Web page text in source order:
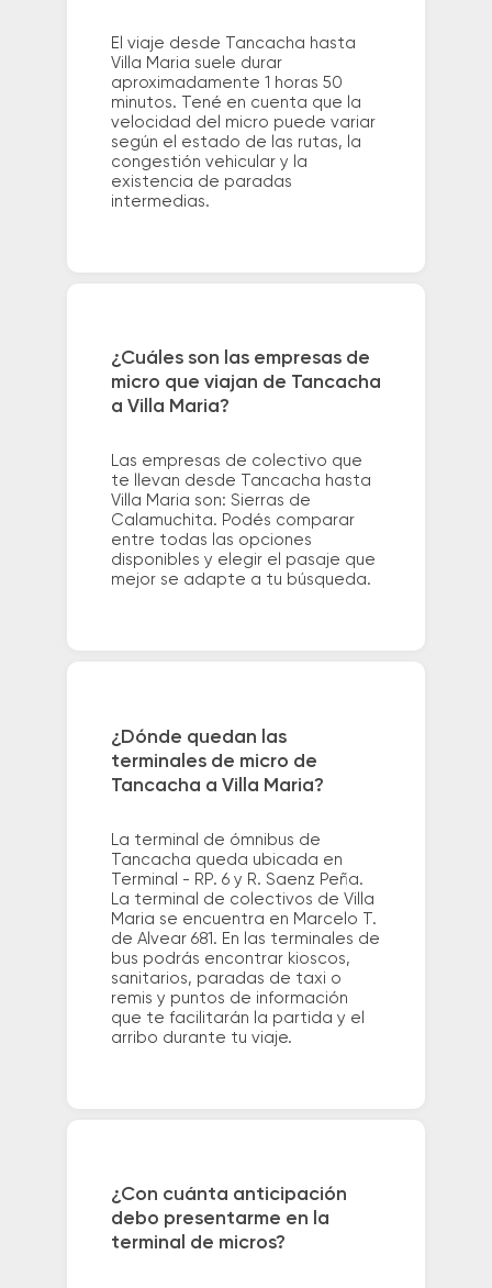
El viaje desde Tancacha hasta
Villa Maria suele durar
aproximadamente 1 horas 50
minutos. Tené en cuenta que la
velocidad del micro puede variar
según el estado de las rutas, la
congestión vehicular y la
existencia de paradas
intermedias.
¿Cuáles son las empresas de
micro que viajan de Tancacha
a Villa Maria?
Las empresas de colectivo que
te llevan desde Tancacha hasta
Villa Maria son: Sierras de
Calamuchita. Podés comparar
entre todas las opciones
disponibles y elegir el pasaje que
mejor se adapte a tu búsqueda.
¿Dónde quedan las
terminales de micro de
Tancacha a Villa Maria?
La terminal de ómnibus de
Tancacha queda ubicada en
Terminal - RP. 6 y R. Saenz Peña.
La terminal de colectivos de Villa
Maria se encuentra en Marcelo T.
de Alvear 681. En las terminales de
bus podrás encontrar kioscos,
sanitarios, paradas de taxi o
remis y puntos de información
que te facilitarán la partida y el
arribo durante tu viaje.
¿Con cuánta anticipación
debo presentarme en la
terminal de micros?